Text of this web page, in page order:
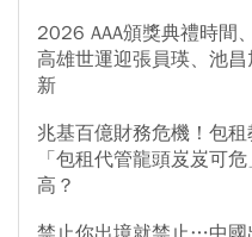
2026 AAA頒獎典禮時間
高雄世運迎張員瑛、池
新
兆基百億財務危機！包
「包租代管龍頭岌岌可
高？